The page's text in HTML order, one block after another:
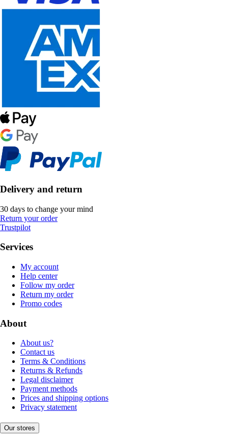
Delivery and return
30 days to change your mind
Return your order
Trustpilot
Services
My account
Help center
Follow my order
Return my order
Promo codes
About
About us?
Contact us
Terms & Conditions
Returns & Refunds
Legal disclaimer
Payment methods
Prices and shipping options
Privacy statement
Our stores